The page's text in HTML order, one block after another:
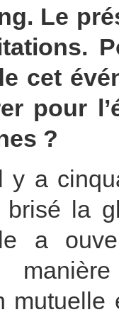
Le
cet
pour
?
y a
brisé la
a